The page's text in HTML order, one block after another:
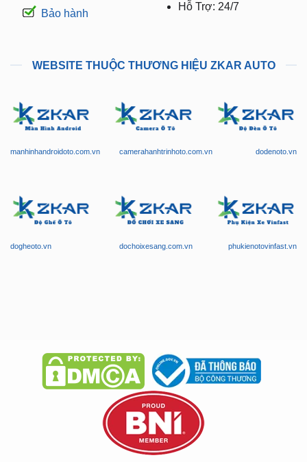
Bảo hành
Hỗ Trợ: 24/7
WEBSITE THUỘC THƯƠNG HIỆU ZKAR AUTO
manhinhandroidoto.com.vn camerahanhtrinhoto.com.vn dodenoto.vn
dogheoto.vn dochoixesang.com.vn phukienotovinfast.vn